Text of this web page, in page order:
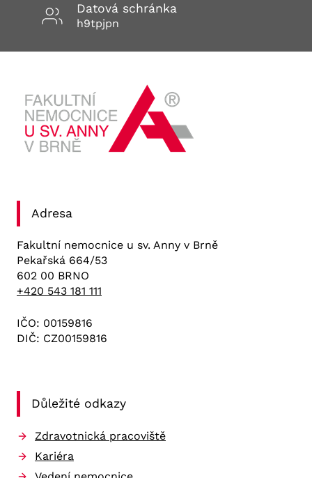
Datová schránka
h9tpjpn
Adresa
Fakultní nemocnice u sv. Anny v Brně
Pekařská 664/53
602 00 BRNO
+420 543 181 111
IČO: 00159816
DIČ: CZ00159816
Důležité odkazy
Zdravotnická pracoviště
Kariéra